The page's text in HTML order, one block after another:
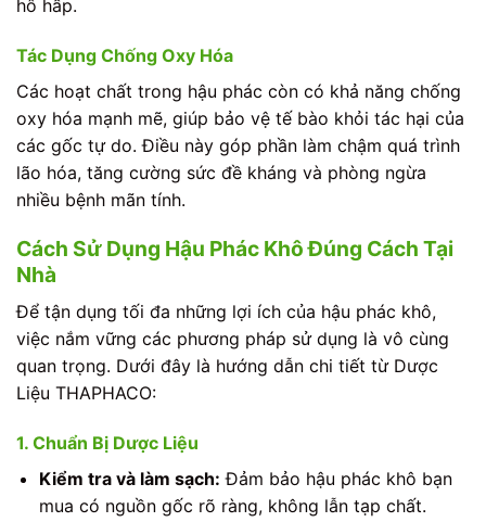
hô hấp.
Tác Dụng Chống Oxy Hóa
Các hoạt chất trong hậu phác còn có khả năng chống
oxy hóa mạnh mẽ, giúp bảo vệ tế bào khỏi tác hại của
các gốc tự do. Điều này góp phần làm chậm quá trình
lão hóa, tăng cường sức đề kháng và phòng ngừa
nhiều bệnh mãn tính.
Cách Sử Dụng Hậu Phác Khô Đúng Cách Tại
Nhà
Để tận dụng tối đa những lợi ích của hậu phác khô,
việc nắm vững các phương pháp sử dụng là vô cùng
quan trọng. Dưới đây là hướng dẫn chi tiết từ Dược
Liệu THAPHACO:
1. Chuẩn Bị Dược Liệu
Kiểm tra và làm sạch: Đảm bảo hậu phác khô bạn
mua có nguồn gốc rõ ràng, không lẫn tạp chất.